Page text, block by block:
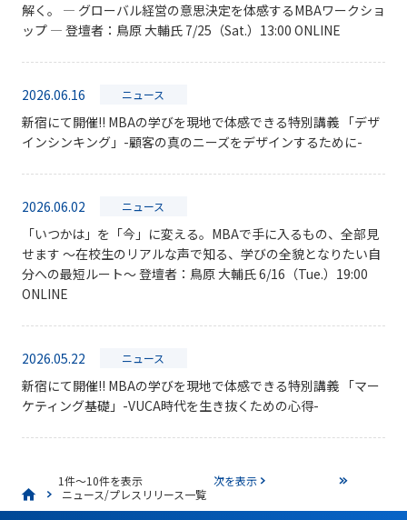
解く。 ― グローバル経営の意思決定を体感するMBAワークショ
ップ ― 登壇者：鳥原 大輔氏 7/25（Sat.）13:00 ONLINE
2026.06.16 ニュース
新宿にて開催!! MBAの学びを現地で体感できる特別講義 「デザ
インシンキング」-顧客の真のニーズをデザインするために-
2026.06.02 ニュース
「いつかは」を「今」に変える。MBAで手に入るもの、全部見
せます 〜在校生のリアルな声で知る、学びの全貌となりたい自
分への最短ルート〜 登壇者：鳥原 大輔氏 6/16（Tue.）19:00
ONLINE
2026.05.22 ニュース
新宿にて開催!! MBAの学びを現地で体感できる特別講義 「マー
ケティング基礎」-VUCA時代を生き抜くための心得-
1件～10件を表示
次を表示
ニュース/プレスリリース一覧